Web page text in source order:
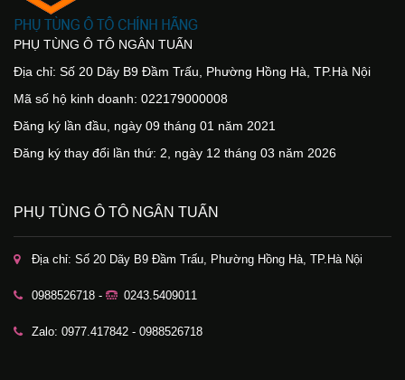
PHỤ TÙNG Ô TÔ NGÂN TUẤN
Địa chỉ: Số 20 Dãy B9 Đầm Trấu, Phường Hồng Hà, TP.Hà Nội
Mã số hộ kinh doanh: 022179000008
Đăng ký lần đầu, ngày 09 tháng 01 năm 2021
Đăng ký thay đổi lần thứ: 2, ngày 12 tháng 03 năm 2026
PHỤ TÙNG Ô TÔ NGÂN TUẤN
Địa chỉ: Số 20 Dãy B9 Đầm Trấu, Phường Hồng Hà, TP.Hà Nội
0988526718 - 0243.5409011
Zalo: 0977.417842 - 0988526718